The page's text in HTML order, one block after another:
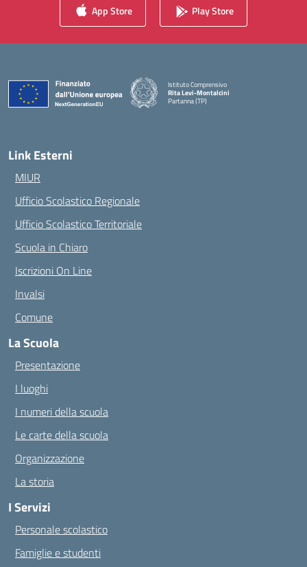
App Store Play Store
Istituto Comprensivo
Rita Levi-Montalcini
Partanna (TP)
Link Esterni
MIUR
Ufficio Scolastico Regionale
Ufficio Scolastico Territoriale
Scuola in Chiaro
Iscrizioni On Line
Invalsi
Comune
La Scuola
Presentazione
I luoghi
I numeri della scuola
Le carte della scuola
Organizzazione
La storia
I Servizi
Personale scolastico
Famiglie e studenti